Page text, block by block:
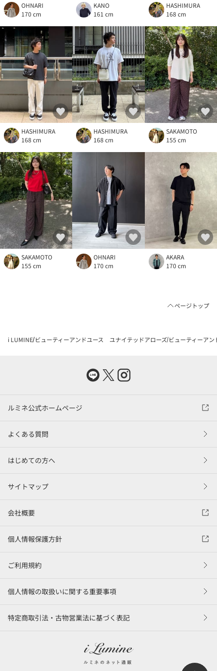
OHNARI
170 cm
KANO
161 cm
HASHIMURA
168 cm
HASHIMURA
168 cm
HASHIMURA
168 cm
SAKAMOTO
155 cm
SAKAMOTO
155 cm
OHNARI
170 cm
AKARA
170 cm
ページトップ
i LUMINE ビューティーアンドユース ユナイテッドアローズ ビューティーア
ルミネ公式ホームページ
よくある質問
はじめての方へ
サイトマップ
会社概要
個人情報保護方針
ご利用規約
個人情報の取扱いに関する重要事項
特定商取引法・古物営業法に基づく表記